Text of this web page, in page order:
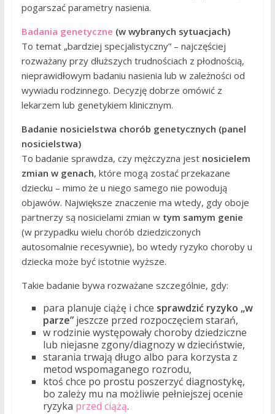
pogarszać parametry nasienia.
Badania genetyczne (w wybranych sytuacjach)
To temat „bardziej specjalistyczny” – najczęściej
rozważany przy dłuższych trudnościach z płodnością,
nieprawidłowym badaniu nasienia lub w zależności od
wywiadu rodzinnego. Decyzję dobrze omówić z
lekarzem lub genetykiem klinicznym.
Badanie nosicielstwa chorób genetycznych (panel
nosicielstwa)
To badanie sprawdza, czy mężczyzna jest nosicielem
zmian w genach, które mogą zostać przekazane
dziecku – mimo że u niego samego nie powodują
objawów. Największe znaczenie ma wtedy, gdy oboje
partnerzy są nosicielami zmian w tym samym genie
(w przypadku wielu chorób dziedziczonych
autosomalnie recesywnie), bo wtedy ryzyko choroby u
dziecka może być istotnie wyższe.
Takie badanie bywa rozważane szczególnie, gdy:
para planuje ciążę i chce sprawdzić ryzyko „w
parze”jeszcze przed rozpoczęciem starań,
w rodzinie występowały choroby dziedziczne
lub niejasne zgony/diagnozy w dzieciństwie,
starania trwają długo albo para korzysta z
metod wspomaganego rozrodu,
ktoś chce po prostu poszerzyć diagnostykę,
bo zależy mu na możliwie pełniejszej ocenie
ryzyka przed ciążą.